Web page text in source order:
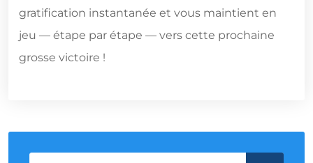
gratification instantanée et vous maintient en
jeu — étape par étape — vers cette prochaine
grosse victoire !